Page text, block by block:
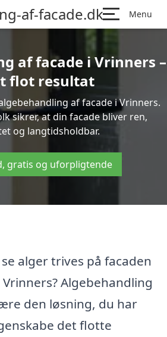
af-facade.dk Menu
af facade i Vrinners –
flot resultat
af facade i Vrinners.
sikrer, at din facade bliver ren,
og langtidsholdbar.
gratis og uforpligtende
alger trives på facaden
Algebehandling
den løsning, du har
det flotte